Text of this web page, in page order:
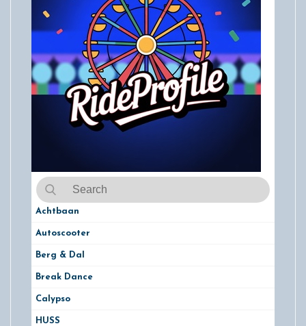
Achtbaan
Autoscooter
Berg & Dal
Break Dance
Calypso
HUSS